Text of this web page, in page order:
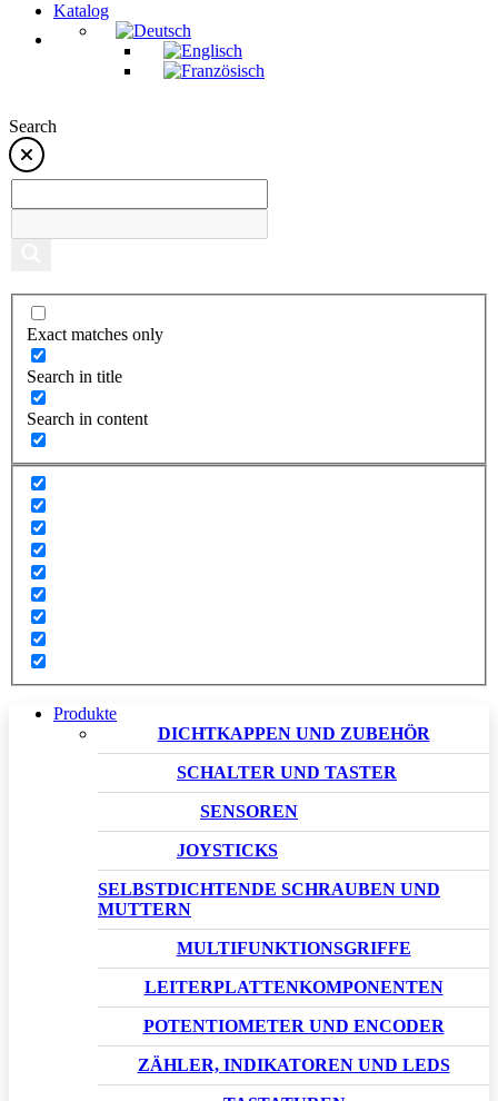
Katalog
Search
Exact matches only
Search in title
Search in content
Produkte
DICHTKAPPEN UND ZUBEHÖR
SCHALTER UND TASTER
SENSOREN
JOYSTICKS
SELBSTDICHTENDE SCHRAUBEN UND
MUTTERN
MULTIFUNKTIONSGRIFFE
LEITERPLATTENKOMPONENTEN
POTENTIOMETER UND ENCODER
ZÄHLER, INDIKATOREN UND LEDS